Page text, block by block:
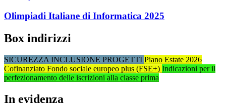
Olimpiadi Italiane di Informatica 2025
Box indirizzi
SICUREZZA INCLUSIONE PROGETTI Piano Estate 2026
Cofinanziato Fondo sociale europeo plus (FSE+) Indicazioni per il
perfezionamento delle iscrizioni alla classe prima
In evidenza